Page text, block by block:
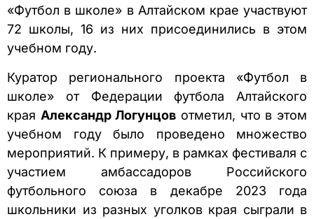
«Футбол в школе» в Алтайском крае участвуют
72 школы, 16 из них присоединились в этом
учебном году.
Куратор регионального проекта «Футбол в
школе» от Федерации футбола Алтайского
края Александр Логунцов отметил, что в этом
учебном году было проведено множество
мероприятий. К примеру, в рамках фестиваля с
участием амбассадоров Российского
футбольного союза в декабре 2023 года
школьники из разных уголков края сыграли в